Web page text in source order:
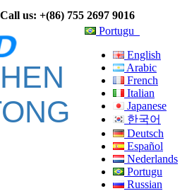
Call us: +(86) 755 2697 9016
Portugu
English
Arabic
French
Italian
Japanese
한국어
Deutsch
Español
Nederlands
Portugu
Russian